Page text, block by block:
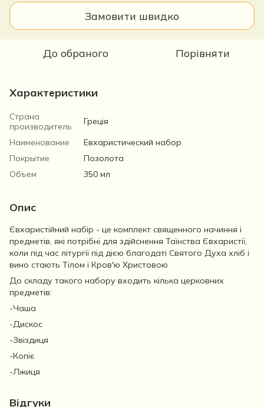
Замовити швидко
До обраного Порівняти
Характеристики
Страна
производитель
Греція
Наименование
Евхаристический набор
Покрытие
Позолота
Объем
350 мл
Опис
Євхаристійний набір - це комплект священного начиння і
предметів, які потрібні для здійснення Таїнства Євхаристії,
коли під час літургії під дією благодаті Святого Духа хліб і
вино стають Тілом і Кров'ю Христовою
До складу такого набору входить кілька церковних
предметів:
-Чаша
-Дискос
-Звіздиця
-Копіє
-Лжиця
Відгуки